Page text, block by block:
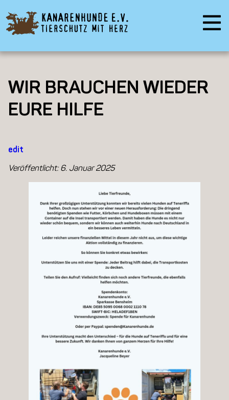
WIR BRAUCHEN WIEDER
EURE HILFE
edit
Veröffentlicht: 6. Januar 2025